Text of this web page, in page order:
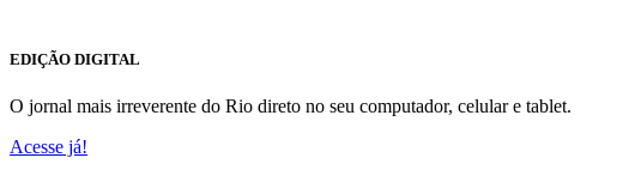
EDIÇÃO DIGITAL
O jornal mais irreverente do Rio direto no seu computador, celular e tablet.
Acesse já!